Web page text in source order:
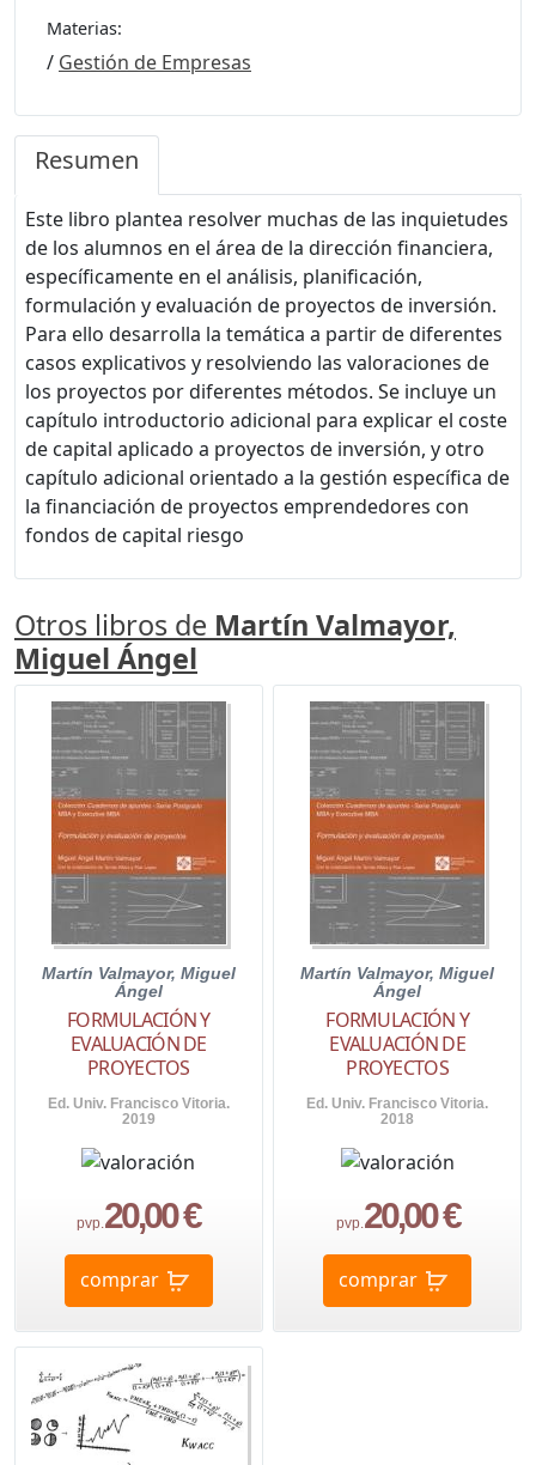
Materias:
/ Gestión de Empresas
Resumen
Este libro plantea resolver muchas de las inquietudes
de los alumnos en el área de la dirección financiera,
específicamente en el análisis, planificación,
formulación y evaluación de proyectos de inversión.
Para ello desarrolla la temática a partir de diferentes
casos explicativos y resolviendo las valoraciones de
los proyectos por diferentes métodos. Se incluye un
capítulo introductorio adicional para explicar el coste
de capital aplicado a proyectos de inversión, y otro
capítulo adicional orientado a la gestión específica de
la financiación de proyectos emprendedores con
fondos de capital riesgo
Otros libros de Martín Valmayor,
Miguel Ángel
Martín Valmayor, Miguel
Ángel
FORMULACIÓN Y
EVALUACIÓN DE
PROYECTOS
Ed. Univ. Francisco Vitoria.
2019
pvp.20,00 €
comprar
Martín Valmayor, Miguel
Ángel
FORMULACIÓN Y
EVALUACIÓN DE
PROYECTOS
Ed. Univ. Francisco Vitoria.
2018
pvp.20,00 €
comprar